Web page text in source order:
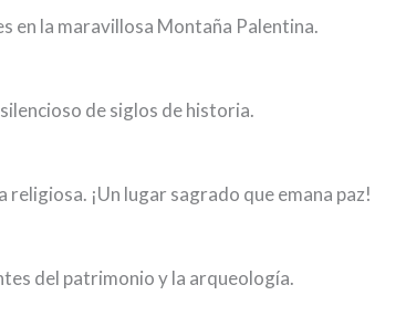
en la maravillosa Montaña Palentina.
de siglos de historia.
¡Un lugar sagrado que emana paz!
del patrimonio y la arqueología.